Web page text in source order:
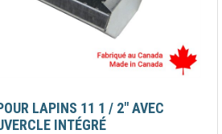
LAPINS 11 1 / 2" AVEC
INTÉGRÉ